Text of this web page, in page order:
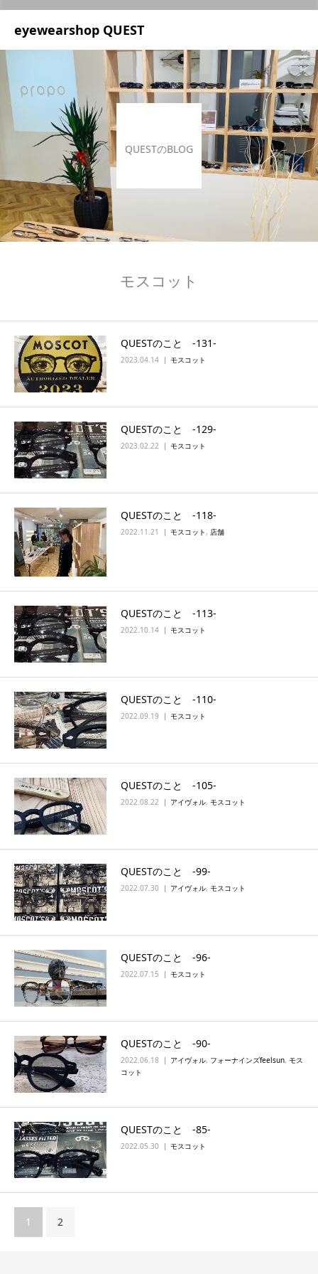
eyewearshop QUEST
QUESTのBLOG
モスコット
QUESTのこと ‐131‐
2023.04.14 モスコット
QUESTのこと ‐129‐
2023.02.22 モスコット
QUESTのこと ‐118‐
2022.11.21 モスコット , 店舗
QUESTのこと ‐113‐
2022.10.14 モスコット
QUESTのこと ‐110‐
2022.09.19 モスコット
QUESTのこと ‐105‐
2022.08.22 アイヴォル, モスコット
QUESTのこと ‐99‐
2022.07.30 アイヴォル, モスコット
QUESTのこと ‐96‐
2022.07.15 モスコット
QUESTのこと ‐90‐
2022.06.18 アイヴォル, フォーナインズfeelsun, モス
コット
QUESTのこと ‐85‐
2022.05.30 モスコット
1 2